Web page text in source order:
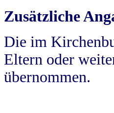
Zusätzliche
Die im
Eltern oder
übernommen.